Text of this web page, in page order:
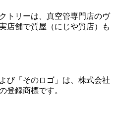
トリーは、真空管専門店のヴ
店舗で質屋（にじや質店）も
び「そのロゴ」は、株式会社
登録商標です。